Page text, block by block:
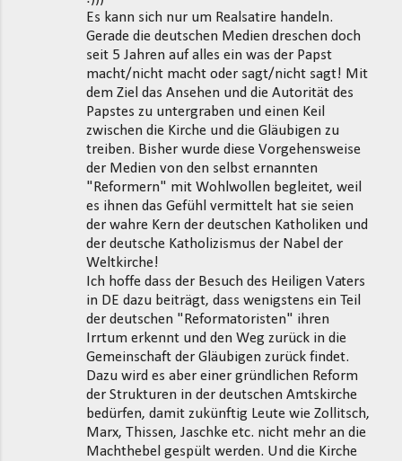
Es kann sich nur um Realsatire handeln.
Gerade die deutschen Medien dreschen doch
seit 5 Jahren auf alles ein was der Papst
macht/nicht macht oder sagt/nicht sagt! Mit
dem Ziel das Ansehen und die Autorität des
Papstes zu untergraben und einen Keil
zwischen die Kirche und die Gläubigen zu
treiben. Bisher wurde diese Vorgehensweise
der Medien von den selbst ernannten
"Reformern" mit Wohlwollen begleitet, weil
es ihnen das Gefühl vermittelt hat sie seien
der wahre Kern der deutschen Katholiken und
der deutsche Katholizismus der Nabel der
Weltkirche!
Ich hoffe dass der Besuch des Heiligen Vaters
in DE dazu beiträgt, dass wenigstens ein Teil
der deutschen "Reformatoristen" ihren
Irrtum erkennt und den Weg zurück in die
Gemeinschaft der Gläubigen zurück findet.
Dazu wird es aber einer gründlichen Reform
der Strukturen in der deutschen Amtskirche
bedürfen, damit zukünftig Leute wie Zollitsch,
Marx, Thissen, Jaschke etc. nicht mehr an die
Machthebel gespült werden. Und die Kirche